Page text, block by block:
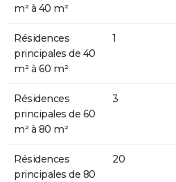
m² à 40 m²
Résidences
principales de 40
m² à 60 m²
1
Résidences
principales de 60
m² à 80 m²
3
Résidences
principales de 80
20